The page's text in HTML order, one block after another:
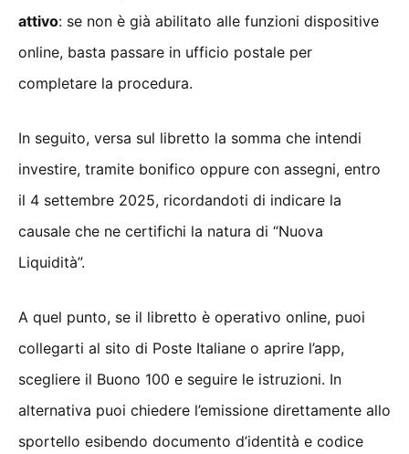
attivo: se non è già abilitato alle funzioni dispositive
online, basta passare in ufficio postale per
completare la procedura.
In seguito, versa sul libretto la somma che intendi
investire, tramite bonifico oppure con assegni, entro
il 4 settembre 2025, ricordandoti di indicare la
causale che ne certifichi la natura di “Nuova
Liquidità”.
A quel punto, se il libretto è operativo online, puoi
collegarti al sito di Poste Italiane o aprire l’app,
scegliere il Buono 100 e seguire le istruzioni. In
alternativa puoi chiedere l’emissione direttamente allo
sportello esibendo documento d’identità e codice